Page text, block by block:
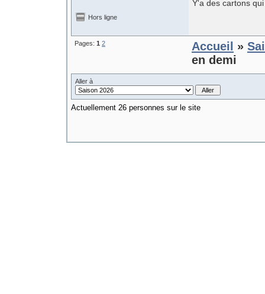
Y'a des cartons
Hors ligne
Pages: 1 2 Accueil »
en demi
Aller à